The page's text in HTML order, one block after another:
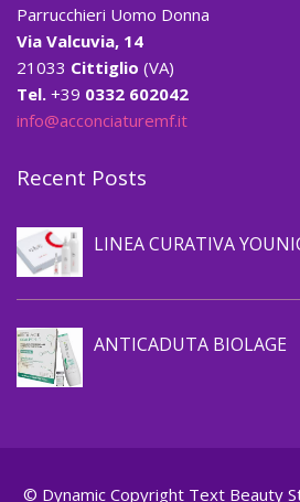
Parrucchieri Uomo Donna
Via Valcuvia, 14
21033 Cittiglio (VA)
Tel. +39 0332 602042
info@acconciaturemf.it
Recent PostsPrevenzione caduta capelli
LINEA CURATIVA
ANTICADUTA BIOLAGE
© Dynamic Copyright Text Beauty